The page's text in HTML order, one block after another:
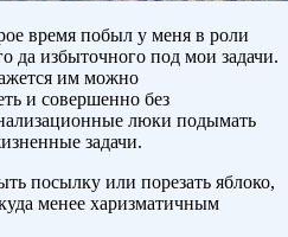
время побыл у меня в роли
да избыточного под мои задачи.
им можно
и совершенно без
люки подымать
задачи.
посылку или порезать яблоко,
менее харизматичным